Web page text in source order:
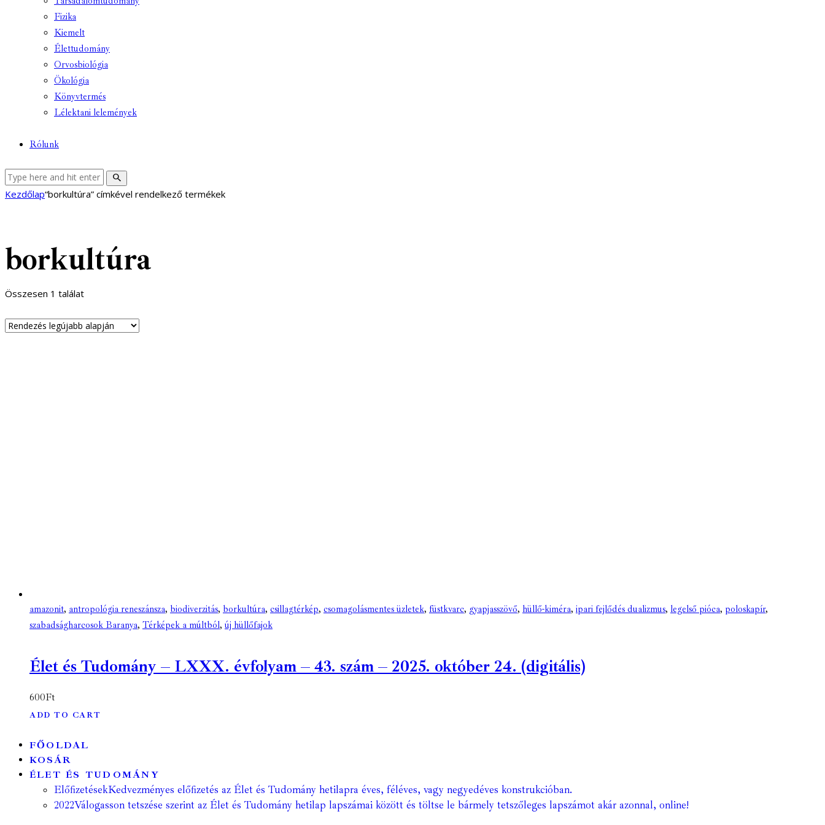
Fizika
Kiemelt
Élettudomány
Orvosbiológia
Ökológia
Könyvtermés
Lélektani lelemények
Rólunk
facebook-
youtube-
email
Kezdőlap“borkultúra” címkével rendelkező termékek
borkultúra
Összesen 1 találat
amazonit, antropológia reneszánsza, biodiverzitás, borkultúra, csillagtérkép, csomagolásmentes üzletek, füstkvarc, gyapjasszövő, hüllő-kiméra, ipari fejlődés dualizmus, legelső pióca, poloskapír,
szabadságharcosok Baranya, Térképek a múltból, új hüllőfajok
Élet és Tudomány – LXXX. évfolyam – 43. szám – 2025. október 24. (digitális)
600Ft
ADD TO CART
FŐOLDAL
KOSÁR
ÉLET ÉS TUDOMÁNY
ElőfizetésekKedvezményes előfizetés az Élet és Tudomány hetilapra éves, féléves, vagy negyedéves konstrukcióban.
2022Válogasson tetszése szerint az Élet és Tudomány hetilap lapszámai között és töltse le bármely tetszőleges lapszámot akár azonnal, online!